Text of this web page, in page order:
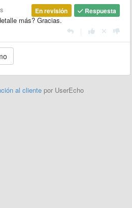
Respuesta
En revisión
más? Gracias.
al cliente por UserEcho